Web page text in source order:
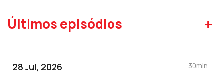
Últimos episódios +
28 Jul, 2026
30min